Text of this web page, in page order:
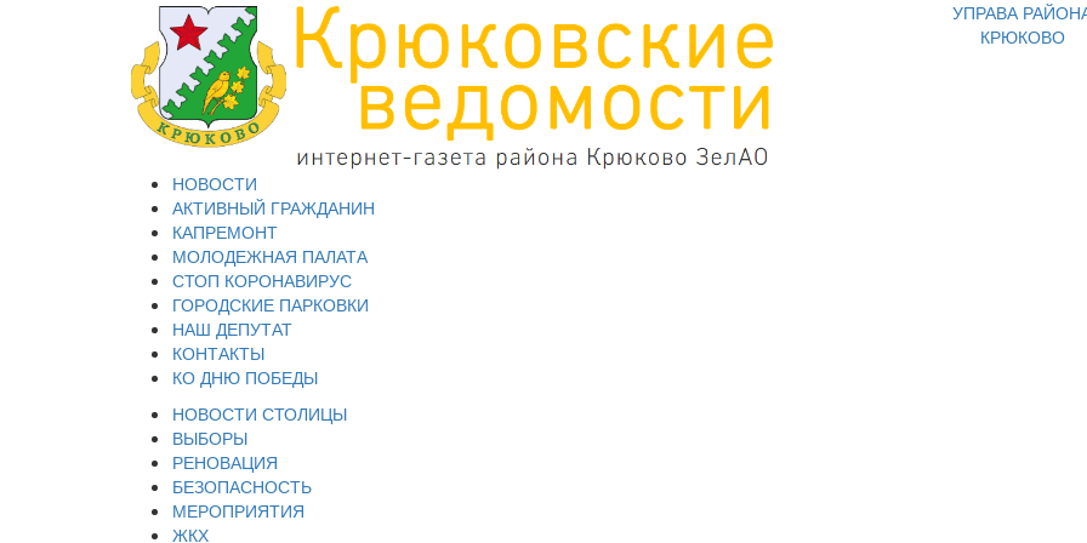
УПРАВА
КРЮКОВО
НОВОСТИ
АКТИВНЫЙ ГРАЖДАНИН
КАПРЕМОНТ
МОЛОДЕЖНАЯ ПАЛАТА
СТОП КОРОНАВИРУС
ГОРОДСКИЕ ПАРКОВКИ
НАШ ДЕПУТАТ
КОНТАКТЫ
КО ДНЮ ПОБЕДЫ
НОВОСТИ СТОЛИЦЫ
ВЫБОРЫ
РЕНОВАЦИЯ
БЕЗОПАСНОСТЬ
МЕРОПРИЯТИЯ
ЖКХ